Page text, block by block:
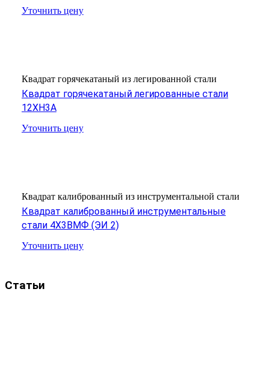
Уточнить цену
Квадрат горячекатаный из легированной стали
Квадрат горячекатаный легированные стали
12ХН3А
Уточнить цену
Квадрат калиброванный из инструментальной стали
Квадрат калиброванный инструментальные
стали 4Х3ВМФ (ЭИ 2)
Уточнить цену
Статьи